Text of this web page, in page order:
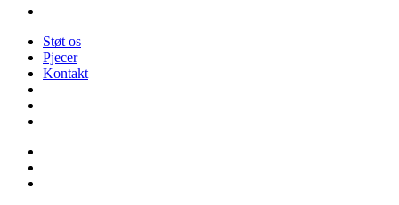
Støt os
Pjecer
Kontakt